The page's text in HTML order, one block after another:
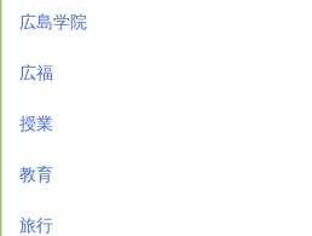
広島学院
広福
授業
教育
旅行